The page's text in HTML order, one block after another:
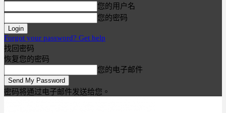
您的用户名
您的密码
Forgot your password? Get help
找回密码
恢复您的密码
您的电子邮件
密码将通过电子邮件发送给您。